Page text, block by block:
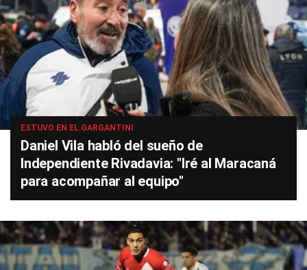
ESTUVO EN EL GARGANTINI
Daniel Vila habló del sueño de
Independiente Rivadavia: "Iré al Maracaná
para acompañar al equipo"